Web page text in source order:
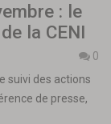
: le
la CENI
0
suivi des actions
de presse,